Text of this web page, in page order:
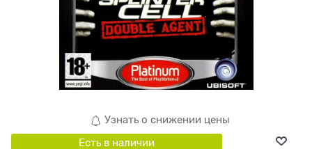
Узнать о снижении цены
Есть в наличии